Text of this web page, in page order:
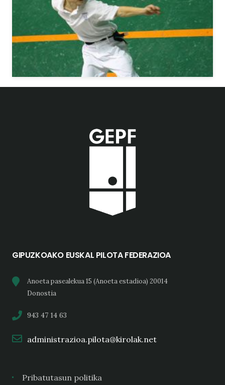
GIPUZKOAKO EUSKAL PILOTA FEDERAZIOA
Anoeta pasealekua 15 (Anoeta estadioa) 20014
Donostia
943 47 14 63
administrazioa.pilota@kirolak.net
Pribatutasun politika